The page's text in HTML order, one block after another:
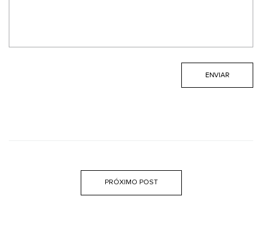
PRÓXIMO POST